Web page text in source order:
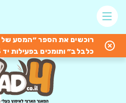
רוכשים את הספר ״המסע של
כלבלב״ ותומכים בפעילות יד 4